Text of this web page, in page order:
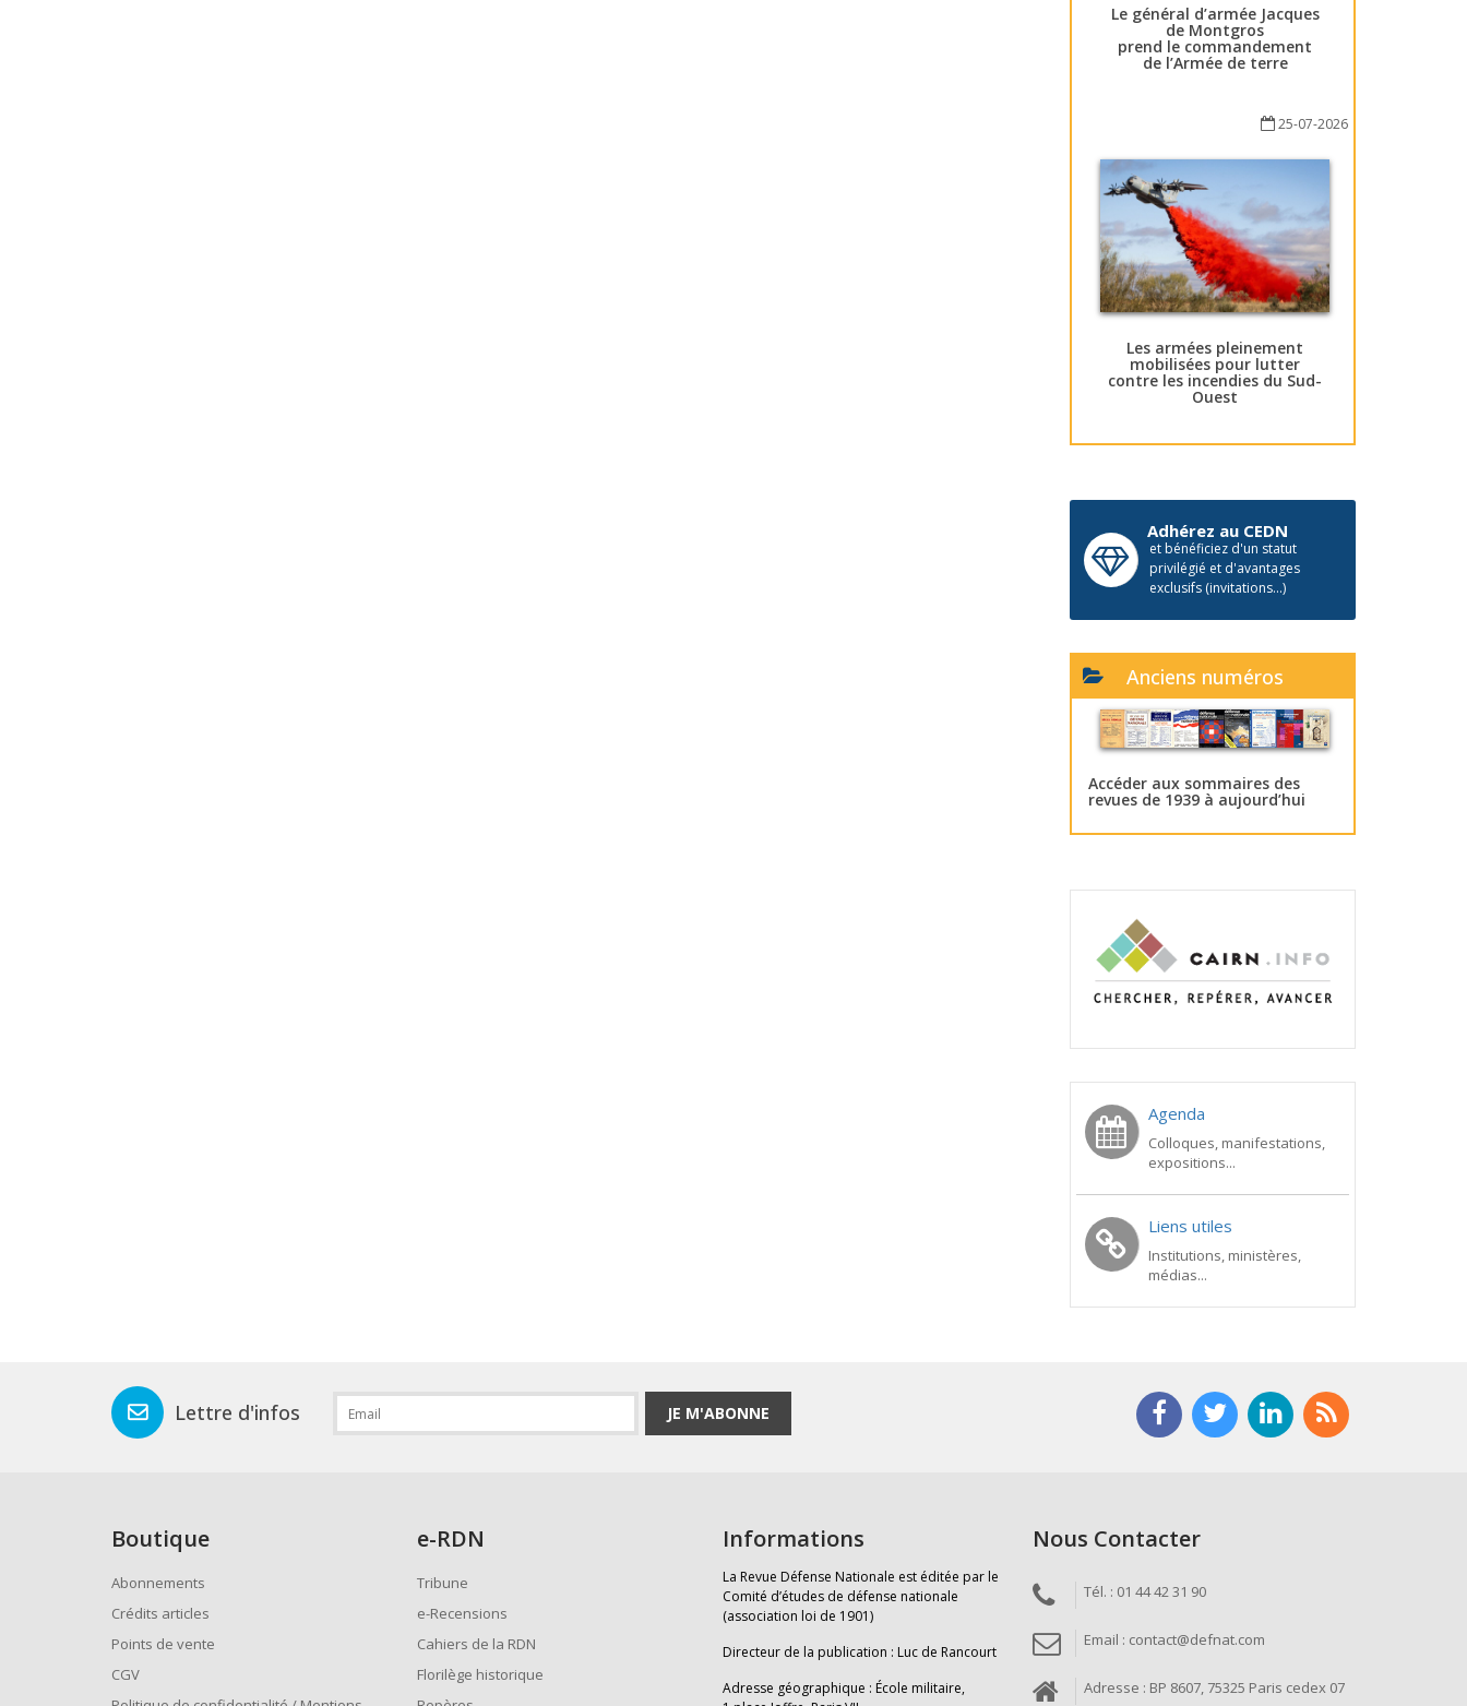
Le général d’armée Jacques
de Montgros
prend le commandement
de l’Armée de terre
25-07-2026
Les armées pleinement
mobilisées pour lutter
contre les incendies du Sud-
Ouest
Adhérez au CEDN
et bénéficiez d'un statut
privilégié et d'avantages
exclusifs (invitations...)
Anciens numéros
Accéder aux sommaires des
revues de 1939 à aujourd’hui
Agenda
Colloques, manifestations,
expositions...
Liens utiles
Institutions, ministères,
médias...
Lettre d'infos JE M'ABONNE
Boutique
Abonnements
Crédits articles
Points de vente
CGV
e-RDN
Tribune
e-Recensions
Cahiers de la RDN
Florilège historique
Informations
La Revue Défense Nationale est éditée par le
Comité d’études de défense nationale
(association loi de 1901)
Directeur de la publication : Luc de Rancourt
Adresse géographique : École militaire,
Nous Contacter
Tél. : 01 44 42 31 90
Email : contact@defnat.com
Adresse : BP 8607, 75325 Paris cedex 07